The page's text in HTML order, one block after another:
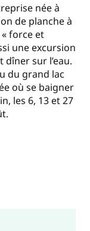
née à
de planche à
force et
une excursion
dîner sur l’eau.
du grand lac
où se baigner
les 6, 13 et 27